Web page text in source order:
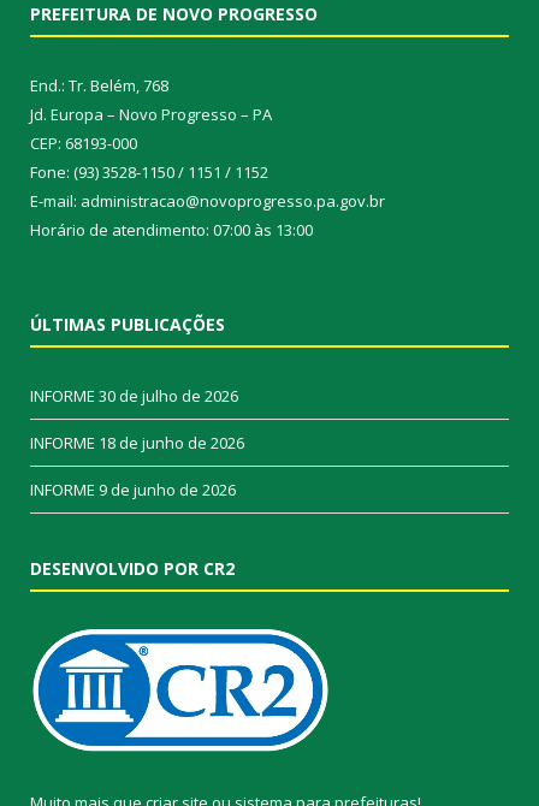
PREFEITURA DE NOVO PROGRESSO
End.: Tr. Belém, 768
Jd. Europa – Novo Progresso – PA
CEP: 68193-000
Fone: (93) 3528-1150 / 1151 / 1152
E-mail: administracao@novoprogresso.pa.gov.br
Horário de atendimento: 07:00 às 13:00
ÚLTIMAS PUBLICAÇÕES
INFORME 30 de julho de 2026
INFORME 18 de junho de 2026
INFORME 9 de junho de 2026
DESENVOLVIDO POR CR2